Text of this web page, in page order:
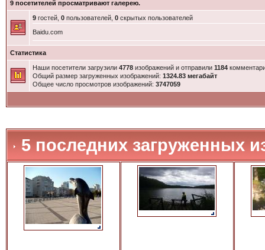
9 посетителей просматривают галерею.
9гостей, 0пользователей, 0скрытых пользователей
Baidu.com
Статистика
Наши посетители загрузили 4778изображений и отправили 1184
Общий размер загруженных изображений: 1324.83 мегабайт
Общее число просмотров изображений: 3747059
5 последних загруженных